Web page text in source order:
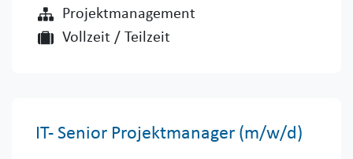
Projektmanagement
Vollzeit / Teilzeit
IT- Senior Projektmanager (m/w/d)